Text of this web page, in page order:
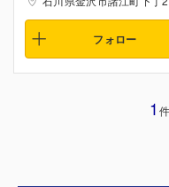
フォロー
1